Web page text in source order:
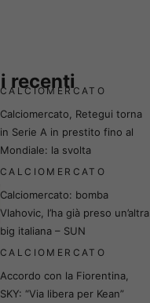
recenti
CALCIOMERCATO
Calciomercato, Retegui torna
in Serie A in prestito fino al
Mondiale: la svolta
CALCIOMERCATO
Calciomercato: bomba
Vlahovic, l’ha già preso un’altra
big italiana – SUN
CALCIOMERCATO
Accordo con la Fiorentina,
SKY: “Via libera per Kean”